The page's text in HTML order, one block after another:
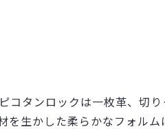
コタンロックは一枚革、切
を生かした柔らかなフォル